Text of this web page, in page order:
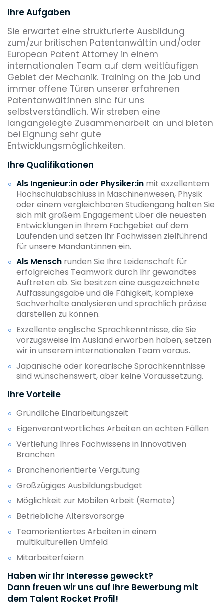
Ihre Aufgaben
Sie erwartet eine strukturierte Ausbildung
zum/zur britischen Patentanwält:in und/oder
European Patent Attorney in einem
internationalen Team auf dem weitläufigen
Gebiet der Mechanik. Training on the job und
immer offene Türen unserer erfahrenen
Patentanwält:innen sind für uns
selbstverständlich. Wir streben eine
langangelegte Zusammenarbeit an und bieten
bei Eignung sehr gute
Entwicklungsmöglichkeiten.
Ihre Qualifikationen
Als Ingenieur:in oder Physiker:in mit exzellentem
Hochschulabschluss in Maschinenwesen, Physik
oder einem vergleichbaren Studiengang halten Sie
sich mit großem Engagement über die neuesten
Entwicklungen in Ihrem Fachgebiet auf dem
Laufenden und setzen Ihr Fachwissen zielführend
für unsere Mandant:innen ein.
Als Mensch runden Sie Ihre Leidenschaft für
erfolgreiches Teamwork durch Ihr gewandtes
Auftreten ab. Sie besitzen eine ausgezeichnete
Auffassungsgabe und die Fähigkeit, komplexe
Sachverhalte analysieren und sprachlich präzise
darstellen zu können.
Exzellente englische Sprachkenntnisse, die Sie
vorzugsweise im Ausland erworben haben, setzen
wir in unserem internationalen Team voraus.
Japanische oder koreanische Sprachkenntnisse
sind wünschenswert, aber keine Voraussetzung.
Ihre Vorteile
Gründliche Einarbeitungszeit
Eigenverantwortliches Arbeiten an echten Fällen
Vertiefung Ihres Fachwissens in innovativen
Branchen
Branchenorientierte Vergütung
Großzügiges Ausbildungsbudget
Möglichkeit zur Mobilen Arbeit (Remote)
Betriebliche Altersvorsorge
Teamorientiertes Arbeiten in einem
multikulturellen Umfeld
Mitarbeiterfeiern
Haben wir Ihr Interesse geweckt?
Dann freuen wir uns auf Ihre Bewerbung mit
dem Talent Rocket Profil!